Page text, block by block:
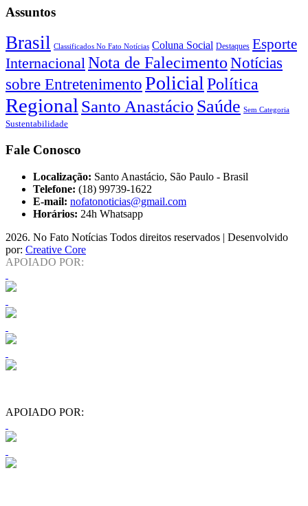
Assuntos
Brasil Classificados No Fato Notícias Coluna Social Destaques Esporte
InternacionalNota de FalecimentoNotícias
sobre EntretenimentoPolicialPolítica
Regional Santo Anastácio Saúde Sem Categoria
Sustentabilidade
Fale Conosco
Localização: Santo Anastácio, São Paulo - Brasil
Telefone: (18) 99739-1622
E-mail: nofatonoticias@gmail.com
Horários: 24h Whatsapp
2026. No Fato Notícias Todos direitos reservados | Desenvolvido
por: Creative Core
APOIADO POR:
APOIADO POR: